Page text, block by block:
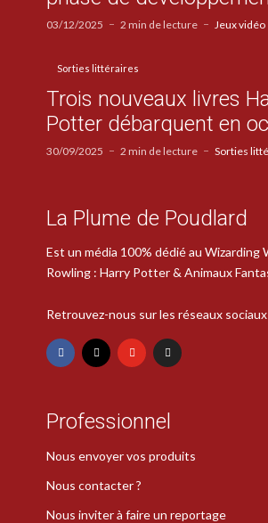
03/12/2025 2 min de lecture Jeux vidéo
Sorties littéraires
Trois nouveaux livres
Potter débarquent en
30/09/2025 2 min de lecture Sorties
La Plume de Poudlard
Est un média 100% dédié au Wizarding
Rowling : Harry Potter & Animaux
Retrouvez-nous sur les réseaux sociaux
Professionnel
Nous envoyer vos produits
Nous contacter ?
Nous inviter à faire un reportage